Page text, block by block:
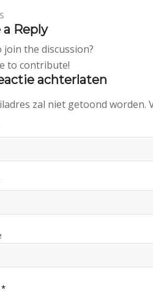
a Reply
join the discussion?
to contribute!
achterlaten
zal niet getoond worden.
*